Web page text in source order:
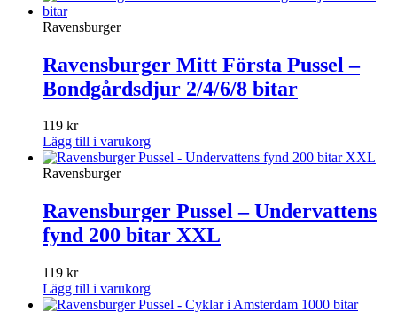
Ravensburger
Ravensburger Mitt Första Pussel –
Bondgårdsdjur 2/4/6/8 bitar
119 kr
Lägg till i varukorg
Ravensburger
Ravensburger Pussel – Undervattens
fynd 200 bitar XXL
119 kr
Lägg till i varukorg